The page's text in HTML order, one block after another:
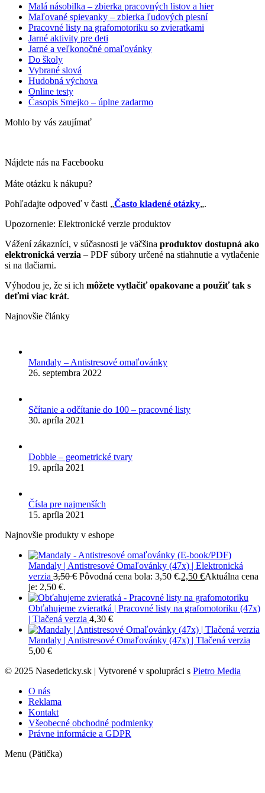
Malá násobilka – zbierka pracovných listov a hier
Maľované spievanky – zbierka ľudových piesní
Pracovné listy na grafomotoriku so zvieratkami
Jarné aktivity pre deti
Jarné a veľkonočné omaľovánky
Do školy
Vybrané slová
Hudobná výchova
Online testy
Časopis Smejko – úplne zadarmo
Mohlo by vás zaujímať
Nájdete nás na Facebooku
Máte otázku k nákupu?
Pohľadajte odpoveď v časti „Často kladené otázky„.
Upozornenie: Elektronické verzie produktov
Vážení zákazníci, v súčasnosti je väčšina produktov dostupná ako
elektronická verzia – PDF súbory určené na stiahnutie a vytlačenie
si na tlačiarni.
Výhodou je, že si ich môžete vytlačiť opakovane a použiť tak s
deťmi viac krát.
Najnovšie články
Mandaly – Antistresové omaľovánky
26. septembra 2022
Sčítanie a odčítanie do 100 – pracovné listy
30. apríla 2021
Dobble – geometrické tvary
19. apríla 2021
Čísla pre najmenších
15. apríla 2021
Najnovšie produkty v eshope
Mandaly | Antistresové Omaľovánky (47x) | Elektronická
verzia 3,50€ Pôvodná cena bola: 3,50 €.2,50 €Aktuálna cena
je: 2,50 €.
Obťahujeme zvieratká | Pracovné listy na grafomotoriku (47x)
| Tlačená verzia 4,30 €
Mandaly | Antistresové Omaľovánky (47x) | Tlačená verzia
5,00 €
© 2025 Nasedeticky.sk | Vytvorené v spolupráci s Pietro Media
O nás
Reklama
Kontakt
Všeobecné obchodné podmienky
Právne informácie a GDPR
Menu (Pätička)